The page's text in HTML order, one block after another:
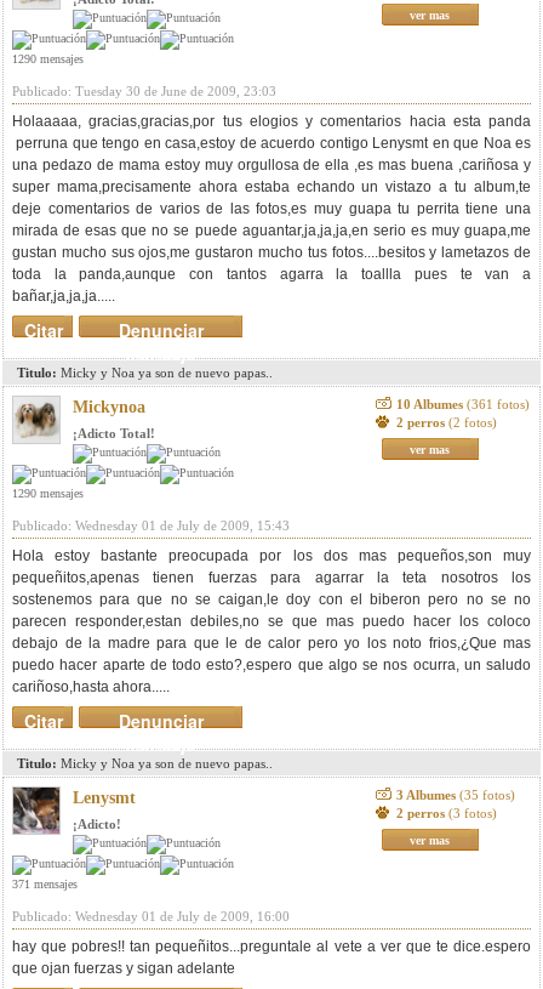
1290 mensajes
ver mas
Publicado: Tuesday 30 de June de 2009, 23:03
Holaaaaa, gracias,gracias,por tus elogios y comentarios hacia esta panda
perruna que tengo en casa,estoy de acuerdo contigo Lenysmt en que Noa es
una pedazo de mama estoy muy orgullosa de ella ,es mas buena ,cariñosa y
super mama,precisamente ahora estaba echando un vistazo a tu album,te
deje comentarios de varios de las fotos,es muy guapa tu perrita tiene una
mirada de esas que no se puede aguantar,ja,ja,ja,en serio es muy guapa,me
gustan mucho sus ojos,me gustaron mucho tus fotos....besitos y lametazos de
toda la panda,aunque con tantos agarra la toallla pues te van a
bañar,ja,ja,ja.....
Denunciar
mensaje
Citar
Titulo: Micky y Noa ya son de nuevo papas..
Mickynoa
¡Adicto Total!
1290 mensajes
10 Albumes (361 fotos)
2 perros (2 fotos)
ver mas
Publicado: Wednesday 01 de July de 2009, 15:43
Hola estoy bastante preocupada por los dos mas pequeños,son muy
pequeñitos,apenas tienen fuerzas para agarrar la teta nosotros los
sostenemos para que no se caigan,le doy con el biberon pero no se no
parecen responder,estan debiles,no se que mas puedo hacer los coloco
debajo de la madre para que le de calor pero yo los noto frios,¿Que mas
puedo hacer aparte de todo esto?,espero que algo se nos ocurra, un saludo
cariñoso,hasta ahora.....
Denunciar
mensaje
Citar
Titulo: Micky y Noa ya son de nuevo papas..
Lenysmt
¡Adicto!
371 mensajes
3 Albumes (35 fotos)
2 perros (3 fotos)
ver mas
Publicado: Wednesday 01 de July de 2009, 16:00
hay que pobres!! tan pequeñitos...preguntale al vete a ver que te dice.espero
que ojan fuerzas y sigan adelante